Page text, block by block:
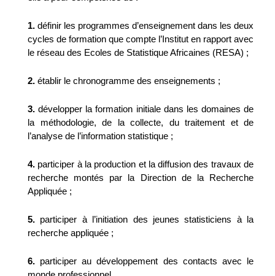
1. définir les programmes d’enseignement dans les deux
cycles de formation que compte l’Institut en rapport avec
le réseau des Ecoles de Statistique Africaines (RESA) ;
2. établir le chronogramme des enseignements ;
3. développer la formation initiale dans les domaines de
la méthodologie, de la collecte, du traitement et de
l’analyse de l’information statistique ;
4. participer à la production et la diffusion des travaux de
recherche montés par la Direction de la Recherche
Appliquée ;
5. participer à l’initiation des jeunes statisticiens à la
recherche appliquée ;
6. participer au développement des contacts avec le